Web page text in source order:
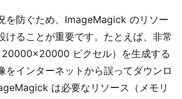
を防ぐため、ImageMagick のリソー
けることが重要です。たとえば、非常
20000×20000 ピクセル）を生成する
をインターネットから誤ってダウンロ
は必要なリソース（メモリ